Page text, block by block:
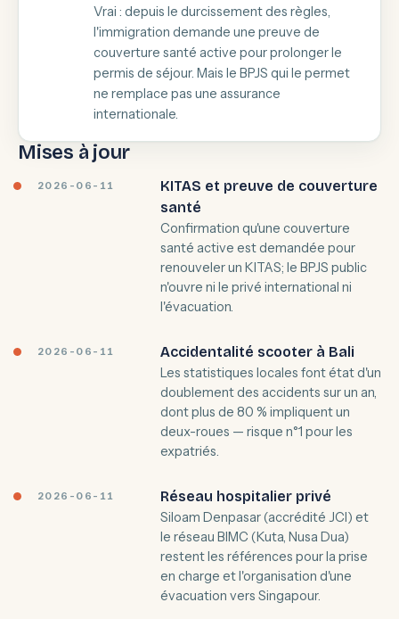
Vrai : depuis le durcissement des règles,
l'immigration demande une preuve de
couverture santé active pour prolonger le
permis de séjour. Mais le BPJS qui le permet
ne remplace pas une assurance
internationale.
Mises à jour
2026-06-11
KITAS et preuve de couverture
santé
Confirmation qu'une couverture
santé active est demandée pour
renouveler un KITAS; le BPJS public
n'ouvre ni le privé international ni
l'évacuation.
2026-06-11 Accidentalité scooter à Bali
Les statistiques locales font état d'un
doublement des accidents sur un an,
dont plus de 80 % impliquent un
deux-roues — risque n°1 pour les
expatriés.
2026-06-11 Réseau hospitalier privé
Siloam Denpasar (accrédité JCI) et
le réseau BIMC (Kuta, Nusa Dua)
restent les références pour la prise
en charge et l'organisation d'une
évacuation vers Singapour.